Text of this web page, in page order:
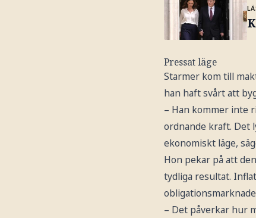
Pressat läge
Starmer kom till
han haft svårt att
– Han kommer inte
ordnande kraft. Det
ekonomiskt läge,
Hon pekar på att
tydliga resultat.
– Det påverkar hur